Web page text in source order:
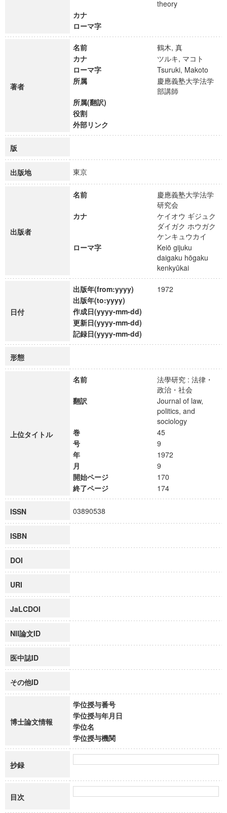
theory
カナ
ローマ字
著者
名前
鶴木, 真
カナ
ツルキ, マコト
ローマ字
Tsuruki, Makoto
所属
慶應義塾大学法学
部講師
所属(翻訳)
役割
外部リンク
版
出版地 東京
出版者
名前
慶應義塾大学法学
研究会
カナ
ケイオウ ギジュク
ダイガク ホウガク
ケンキュウカイ
ローマ字
Keiō gijuku
daigaku hōgaku
kenkyūkai
日付
出版年(from:yyyy)
1972
出版年(to:yyyy)
作成日(yyyy-mm-dd)
更新日(yyyy-mm-dd)
記録日(yyyy-mm-dd)
形態
上位タイトル
名前
法學研究 : 法律・
政治・社会
翻訳
Journal of law,
politics, and
sociology
巻
45
号
9
年
1972
月
9
開始ページ
170
終了ページ
174
ISSN 03890538
ISBN
DOI
URI
JaLCDOI
NII論文ID
医中誌ID
その他ID
博士論文情報
学位授与番号
学位授与年月日
学位名
学位授与機関
抄録
目次